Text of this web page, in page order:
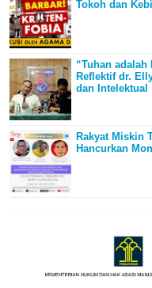
Tokoh dan
“Tuhan
Reflektif dr.
dan Intelektual
Rakyat Miskin
Hancurkan